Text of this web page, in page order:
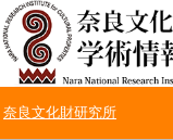
奈良文化財研究所